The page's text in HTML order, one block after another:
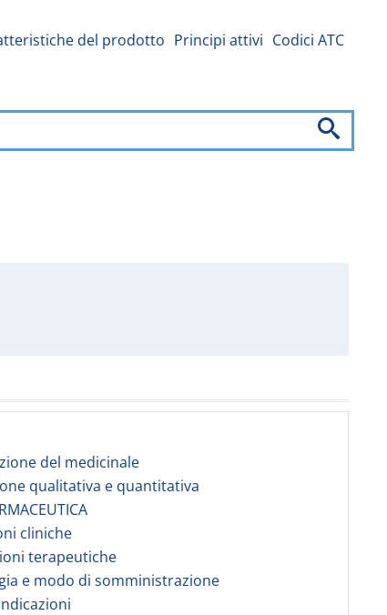
del prodotto Principi attivi Codici ATC
del medicinale
qualitativa e quantitativa
cliniche
terapeutiche
e modo di somministrazione